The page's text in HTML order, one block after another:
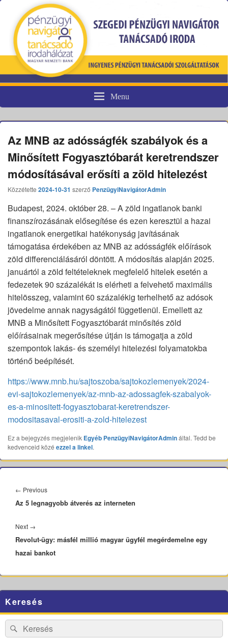
Pénzügyi fogyasztóvédelem
Menu
Az MNB az adósságfék szabályok és a
Minősített Fogyasztóbarát keretrendszer
módosításával erősíti a zöld hitelezést
Közzétette 2024-10-31 szerző PenzügyiNavigátorAdmin
Budapest, 2024. október 28. – A zöld ingatlanok banki
finanszírozásának elősegítése és ezen keresztül a hazai
ingatlanok energetikai hatékonyság javításának
támogatása érdekében az MNB az adósságfék előírások
zöld differenciálásáról döntött. A módosítás alapján 2025.
januártól a zöld feltételeknek megfelelő hitelek esetén a
fedezetek 90 százalékát is elérheti a felvehető maximális
hitelösszeg, valamint 60 százalékig terhelhető az adósok
jövedelme annak nagyságától függetlenül. Emellett az
MNB a Minősített Fogyasztóbarát minősítés zöld
előírásainak megerősítése útján is támogatja a zöld
szempontok lakás- és személyi hitelezési folyamatokba
történő beépítését.
https://www.mnb.hu/sajtoszoba/sajtokozlemenyek/2024-
evi-sajtokozlemenyek/az-mnb-az-adossagfek-szabalyok-
es-a-minositett-fogyasztobarat-keretrendszer-
modositasaval-erositi-a-zold-hitelezest
Ez a bejegyzés megjelenik Egyéb PenzügyiNavigátorAdmináltal. Tedd be
kedvenceid közé ezzel a linkel.
navigáció
← PreviousPrevious
post:
Az 5 legnagyobb átverés az interneten
Next →
post:
Revolut-ügy: másfél millió magyar ügyfél megérdemelne egy
hazai bankot
Sidebar
Widget
Area
Keresés
Search
for:
Search